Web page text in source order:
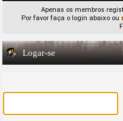
Apenas os membros
Por favor faça o login abaixo ou
Logar-se